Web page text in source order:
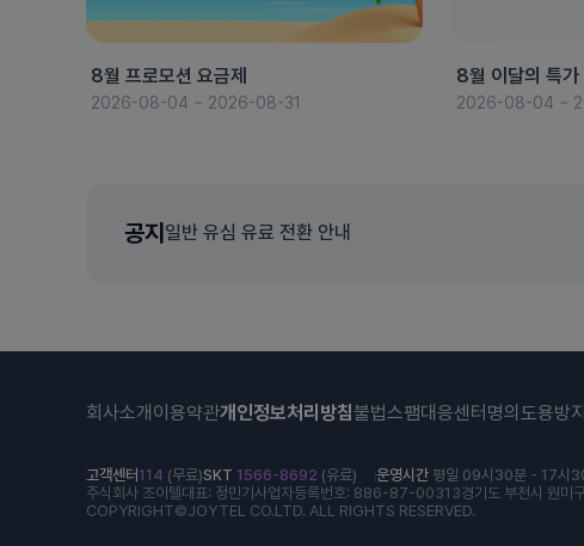
8월 프로모션 요금제
2026-08-04 ~ 2026-08-31
8월 이달의 특가
2026-08-04 ~
공지 일반 유심 유료 전환 안내
회사소개 이용약관개인정보처리방침불법스팸대응센터 명의도용방
고객센터 114 (무료)SKT 1566-8692 (유료) 운영시간 평일 09시30분 - 17시
주식회사 조이텔대표: 정민기 사업자등록번호: 886-87-00313경기도 부천시 원
COPYRIGHT©JOYTEL CO.LTD. ALL RIGHTS RESERVED.